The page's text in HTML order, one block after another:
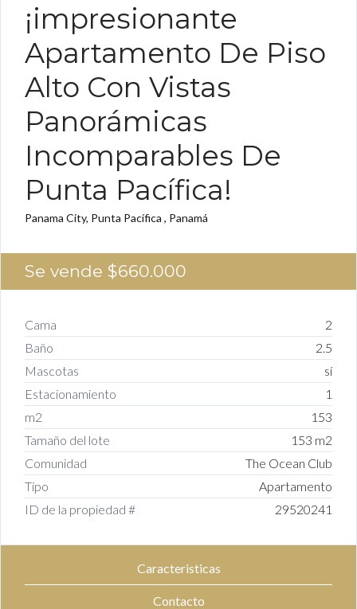
¡impresionante
Apartamento De Piso
Alto Con Vistas
Panorámicas
Incomparables De
Punta Pacífica!
Panama City, Punta Pacífica , Panamá
Se vende $660.000
Cama
2
Baño
2.5
Mascotas
sí
Estacionamiento
1
m2
153
Tamaño del lote
153 m2
Comunidad
The Ocean Club
Tipo
Apartamento
ID de la propiedad #
29520241
Caracteristicas
Contacto